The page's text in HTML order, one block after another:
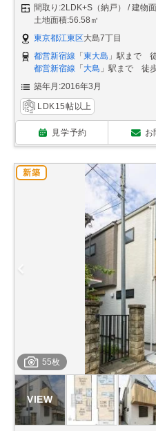
間取り:2LDK+S（納戸）
建物
土地面積:56.58㎡
東京都江東区大島7丁目
都営新宿線 「東大島 」駅まで
都営新宿線 「大島 」駅まで 徒
築年月:2016年3月
LDK15帖以上
見学予約 お
55枚
新築